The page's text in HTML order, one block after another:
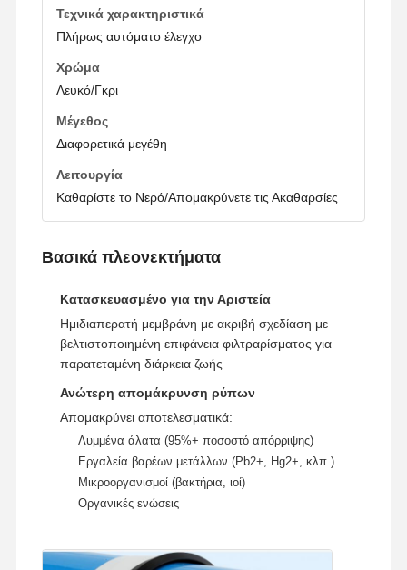
Σπίτι Προϊόντα Βίντεο
Σχετικά Με
Επισκέψεις
Στο
Εργοστάσιο
Έλεγχος
Ποιότητας
Επικοινωνήσ
Τε Μαζί Μας
Τεχνικά χαρακτηριστικά
Πλήρως αυτόματο έλεγχο
Χρώμα
Λευκό/Γκρι
Μέγεθος
Διαφορετικά μεγέθη
Λειτουργία
Καθαρίστε το Νερό/Απομακρύνετε τις Ακαθαρσίες
Βασικά πλεονεκτήματα
Κατασκευασμένο για την Αριστεία
Ημιδιαπερατή μεμβράνη με ακριβή σχεδίαση με
βελτιστοποιημένη επιφάνεια φιλτραρίσματος για
παρατεταμένη διάρκεια ζωής
Ανώτερη απομάκρυνση ρύπων
Απομακρύνει αποτελεσματικά:
Λυμμένα άλατα (95%+ ποσοστό απόρριψης)
Εργαλεία βαρέων μετάλλων (Pb2+, Hg2+, κλπ.)
Μικροοργανισμοί (βακτήρια, ιοί)
Οργανικές ενώσεις